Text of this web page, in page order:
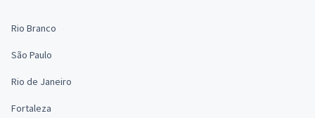
Rio Branco
São Paulo
Rio de Janeiro
Fortaleza